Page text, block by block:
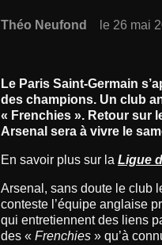
Théo Neufond le 26 mai
Le Paris Saint-Germain
des champions. Un club
« Frenchies ». Retour sur
Arsenal sera à vivre le
En savoir plus sur la Ligue
Arsenal, sans doute le club
conteste l’équipe anglaise
qui entretiennent des liens
des « Frenchies » qu’à